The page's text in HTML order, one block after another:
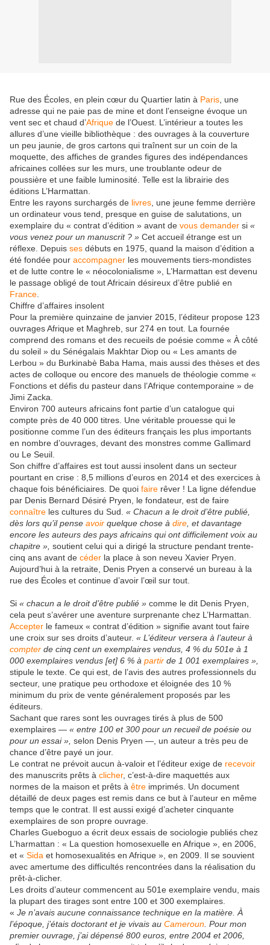
Rue des Écoles, en plein cœur du Quartier latin à Paris , une
adresse qui ne paie pas de mine et dont l’enseigne évoque un
vent sec et chaud d’Afrique de l’Ouest. L’intérieur a toutes les
allures d’une vieille bibliothèque : des ouvrages à la couverture
un peu jaunie, de gros cartons qui traînent sur un coin de la
moquette, des affiches de grandes figures des indépendances
africaines collées sur les murs, une troublante odeur de
poussière et une faible luminosité. Telle est la librairie des
éditions L’Harmattan.
Entre les rayons surchargés de livres , une jeune femme derrière
un ordinateur vous tend, presque en guise de salutations, un
exemplaire du « contrat d’édition » avant de vous demander si «
vous venez pour un manuscrit ? » Cet accueil étrange est un
réflexe. Depuis ses débuts en 1975, quand la maison d’édition a
été fondée pour accompagner les mouvements tiers-mondistes
et de lutte contre le « néocolonialisme », L’Harmattan est devenu
le passage obligé de tout Africain désireux d’être publié en
France
Chiffre d’affaires insolent
Pour la première quinzaine de janvier 2015, l’éditeur propose 123
ouvrages Afrique et Maghreb, sur 274 en tout. La fournée
comprend des romans et des recueils de poésie comme « À côté
du soleil » du Sénégalais Makhtar Diop ou « Les amants de
Lerbou » du Burkinabè Baba Hama, mais aussi des thèses et des
actes de colloque ou encore des manuels de théologie comme «
Fonctions et défis du pasteur dans l’Afrique contemporaine » de
Jimi Zacka.
Environ 700 auteurs africains font partie d’un catalogue qui
compte près de 40 000 titres. Une véritable prouesse qui le
positionne comme l’un des éditeurs français les plus importants
en nombre d’ouvrages, devant des monstres comme Gallimard
ou Le Seuil.
Son chiffre d’affaires est tout aussi insolent dans un secteur
pourtant en crise : 8,5 millions d’euros en 2014 et des exercices à
chaque fois bénéficiaires. De quoi faire rêver ! La ligne défendue
par Denis Bernard Désiré Pryen, le fondateur, est de faire
connaître les cultures du Sud. « Chacun a le droit d’être publié,
dès lors qu’il pense avoir quelque chose à dire , et davantage
encore les auteurs des pays africains qui ont difficilement voix au
chapitre », soutient celui qui a dirigé la structure pendant trente-
cinq ans avant de céder la place à son neveu Xavier Pryen.
Aujourd’hui à la retraite, Denis Pryen a conservé un bureau à la
rue des Écoles et continue d’avoir l’œil sur tout.
Si « chacun a le droit d’être publié » comme le dit Denis Pryen,
cela peut s’avérer une aventure surprenante chez L’Harmattan.
Accepter le fameux « contrat d’édition » signifie avant tout faire
une croix sur ses droits d’auteur. « L’éditeur versera à l’auteur à
compter de cinq cent un exemplaires vendus, 4 % du 501e à 1
000 exemplaires vendus [et] 6 % à partir de 1 001 exemplaires »,
stipule le texte. Ce qui est, de l’avis des autres professionnels du
secteur, une pratique peu orthodoxe et éloignée des 10 %
minimum du prix de vente généralement proposés par les
éditeurs.
Sachant que rares sont les ouvrages tirés à plus de 500
exemplaires — « entre 100 et 300 pour un recueil de poésie ou
pour un essai », selon Denis Pryen —, un auteur a très peu de
chance d’être payé un jour.
Le contrat ne prévoit aucun à-valoir et l’éditeur exige de recevoir
des manuscrits prêts à clicher, c’est-à-dire maquettés aux
normes de la maison et prêts à être imprimés. Un document
détaillé de deux pages est remis dans ce but à l’auteur en même
temps que le contrat. Il est aussi exigé d’acheter cinquante
exemplaires de son propre ouvrage.
Charles Gueboguo a écrit deux essais de sociologie publiés chez
L’harmattan : « La question homosexuelle en Afrique », en 2006,
et « Sida et homosexualités en Afrique », en 2009. Il se souvient
avec amertume des difficultés rencontrées dans la réalisation du
prêt-à-clicher.
Les droits d’auteur commencent au 501e exemplaire vendu, mais
la plupart des tirages sont entre 100 et 300 exemplaires.
« Je n’avais aucune connaissance technique en la matière. À
l’époque, j’étais doctorant et je vivais au Cameroun . Pour mon
premier ouvrage, j’ai dépensé 800 euros, entre 2004 et 2006,